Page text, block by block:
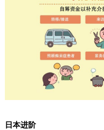
政治外交
日本进阶